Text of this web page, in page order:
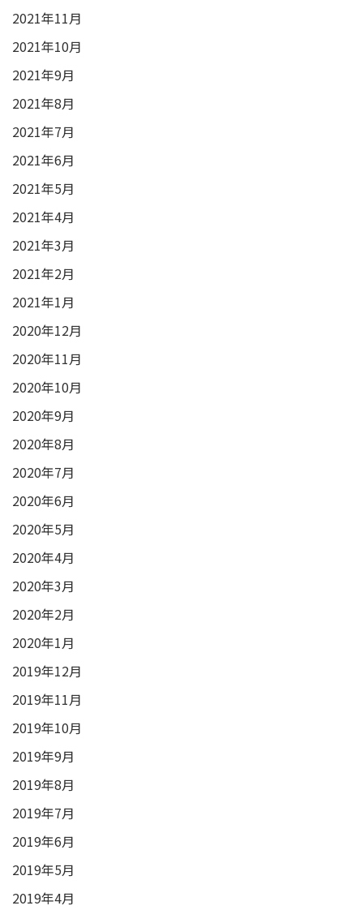
2021年11月
2021年10月
2021年9月
2021年8月
2021年7月
2021年6月
2021年5月
2021年4月
2021年3月
2021年2月
2021年1月
2020年12月
2020年11月
2020年10月
2020年9月
2020年8月
2020年7月
2020年6月
2020年5月
2020年4月
2020年3月
2020年2月
2020年1月
2019年12月
2019年11月
2019年10月
2019年9月
2019年8月
2019年7月
2019年6月
2019年5月
2019年4月